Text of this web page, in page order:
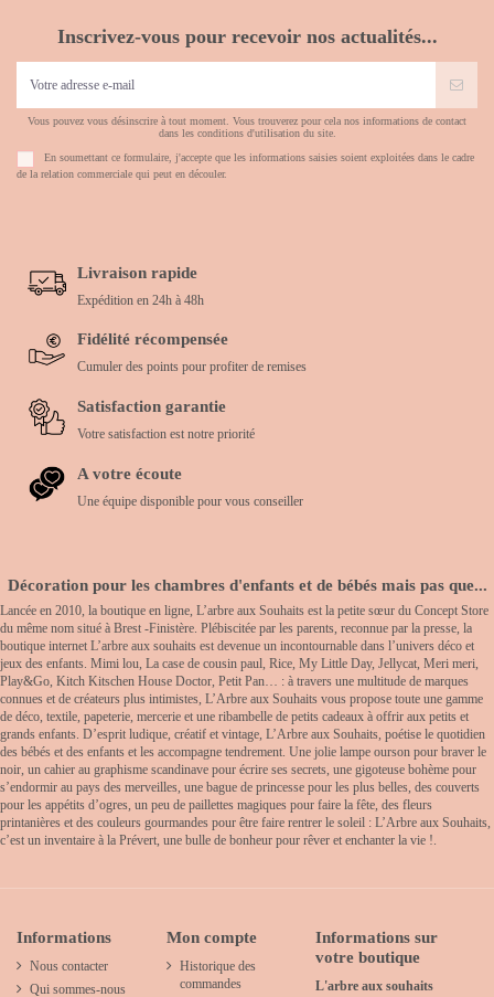
Inscrivez-vous pour recevoir nos actualités...
Vous pouvez vous désinscrire à tout moment. Vous trouverez pour cela nos informations de contact
dans les conditions d'utilisation du site.
En soumettant ce formulaire, j'accepte que les informations saisies soient exploitées dans le cadre
de la relation commerciale qui peut en découler.
Livraison rapide
Expédition en 24h à 48h
Fidélité récompensée
Cumuler des points pour profiter de remises
Satisfaction garantie
Votre satisfaction est notre priorité
A votre écoute
Une équipe disponible pour vous conseiller
Décoration pour les chambres d'enfants et de bébés mais pas que...
Lancée en 2010, la boutique en ligne, L’arbre aux Souhaits est la petite sœur du Concept Store
du même nom situé à Brest -Finistère. Plébiscitée par les parents, reconnue par la presse, la
boutique internet L’arbre aux souhaits est devenue un incontournable dans l’univers déco et
jeux des enfants. Mimi lou, La case de cousin paul, Rice, My Little Day, Jellycat, Meri meri,
Play&Go, Kitch Kitschen House Doctor, Petit Pan… : à travers une multitude de marques
connues et de créateurs plus intimistes, L’Arbre aux Souhaits vous propose toute une gamme
de déco, textile, papeterie, mercerie et une ribambelle de petits cadeaux à offrir aux petits et
grands enfants. D’esprit ludique, créatif et vintage, L’Arbre aux Souhaits, poétise le quotidien
des bébés et des enfants et les accompagne tendrement. Une jolie lampe ourson pour braver le
noir, un cahier au graphisme scandinave pour écrire ses secrets, une gigoteuse bohème pour
s’endormir au pays des merveilles, une bague de princesse pour les plus belles, des couverts
pour les appétits d’ogres, un peu de paillettes magiques pour faire la fête, des fleurs
printanières et des couleurs gourmandes pour être faire rentrer le soleil : L’Arbre aux Souhaits,
c’est un inventaire à la Prévert, une bulle de bonheur pour rêver et enchanter la vie !.
Informations
Nous contacter
Qui sommes-nous
Mon compte
Historique des
commandes
Informations sur
votre boutique
L'arbre aux souhaits